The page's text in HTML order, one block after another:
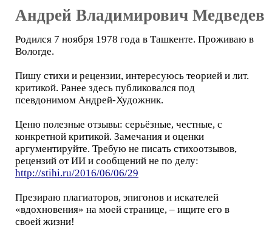
Андрей Владимирович Медведев
Родился 7 ноября 1978 года в Ташкенте. Проживаю в
Вологде.
Пишу стихи и рецензии, интересуюсь теорией и лит.
критикой. Ранее здесь публиковался под
псевдонимом Андрей-Художник.
Ценю полезные отзывы: серьёзные, честные, с
конкретной критикой. Замечания и оценки
аргументируйте. Требую не писать стихоотзывов,
рецензий от ИИ и сообщений не по делу:
http://stihi.ru/2016/06/06/29
Презираю плагиаторов, эпигонов и искателей
«вдохновения» на моей странице, – ищите его в
своей жизни!